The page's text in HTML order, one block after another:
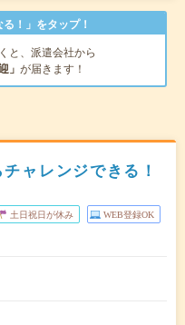
！」をタップ！
と、派遣会社から
」 が届きます！
ャレンジできる！
土日祝日が休み WEB登録OK